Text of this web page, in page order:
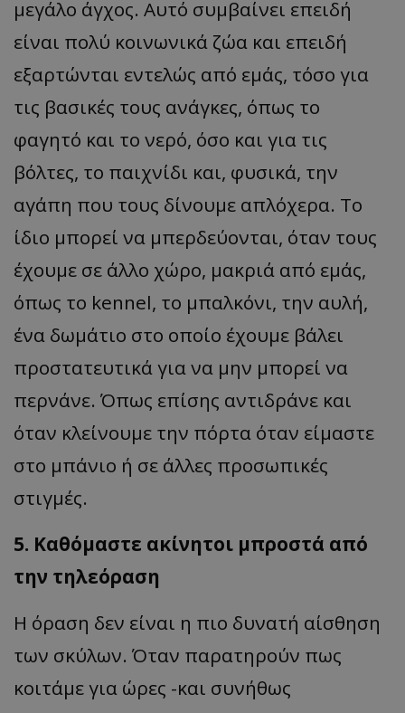
μεγάλο άγχος. Αυτό συμβαίνει επειδή
είναι πολύ κοινωνικά ζώα και επειδή
εξαρτώνται εντελώς από εμάς, τόσο για
τις βασικές τους ανάγκες, όπως το
φαγητό και το νερό, όσο και για τις
βόλτες, το παιχνίδι και, φυσικά, την
αγάπη που τους δίνουμε απλόχερα. Το
ίδιο μπορεί να μπερδεύονται, όταν τους
έχουμε σε άλλο χώρο, μακριά από εμάς,
όπως το kennel, το μπαλκόνι, την αυλή,
ένα δωμάτιο στο οποίο έχουμε βάλει
προστατευτικά για να μην μπορεί να
περνάνε. Όπως επίσης αντιδράνε και
όταν κλείνουμε την πόρτα όταν είμαστε
στο μπάνιο ή σε άλλες προσωπικές
στιγμές.
5. Καθόμαστε ακίνητοι μπροστά από
την τηλεόραση
Η όραση δεν είναι η πιο δυνατή αίσθηση
των σκύλων. Όταν παρατηρούν πως
κοιτάμε για ώρες -και συνήθως